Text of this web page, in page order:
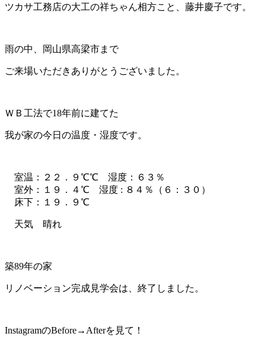
ツカサ工務店の大工の祥ちゃん相方こと、藤井慶子です。
雨の中、岡山県高梁市まで
ご来場いただきありがとうございました。
ＷＢ工法で18年前に建てた
我が家の今日の温度・湿度です。
室温：２２．９℃℃ 湿度：６３％
室外：１９．４℃ 湿度 : ８４％（６：３０）
床下：１９．９℃
天気 晴れ
築89年の家
リノベーション完成見学会は、終了しました。
InstagramのBefore→Afterを見て！